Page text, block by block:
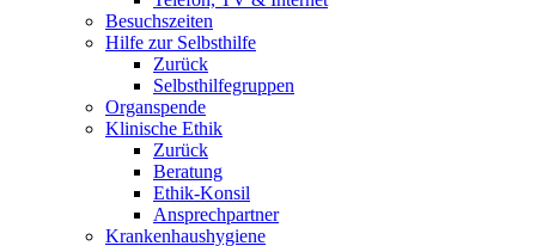
Besuchszeiten
Hilfe zur Selbsthilfe
Zurück
Selbsthilfegruppen
Organspende
Klinische Ethik
Zurück
Beratung
Ethik-Konsil
Ansprechpartner
Krankenhaushygiene